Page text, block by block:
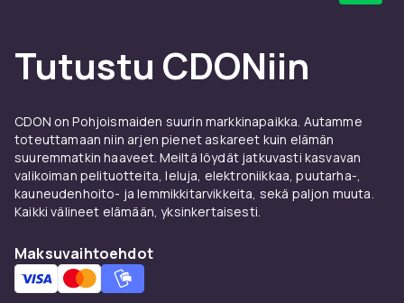
sopivat erinomaisesti toimistotyöskentelyyn,
Office-pakettiin ja internetin selaamiseen.
10:n ja Office-paketin, joka sisältää muun
muassa Wordin, Excelin, PowerPointin ja
Outlookin.
Pelitietokone
kalliimpia komponentteja, jotta pelien ja
elokuvien suorituskyky voidaan toistaa
Tutustu CDONiin
CDON on Pohjoismaiden suurin markkinapaikka. Autamme
toteuttamaan niin arjen pienet askareet kuin elämän
suuremmatkin haaveet. Meiltä löydät jatkuvasti kasvavan
valikoiman pelituotteita, leluja, elektroniikkaa, puutarha-,
kauneudenhoito- ja lemmikkitarvikkeita, sekä paljon muuta.
Kaikki välineet elämään, yksinkertaisesti.
Maksuvaihtoehdot